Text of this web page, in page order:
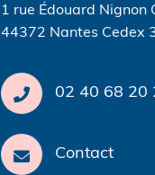
1 rue Édouard Nignon
44372 Nantes Cedex
02 40 68 20
Contact